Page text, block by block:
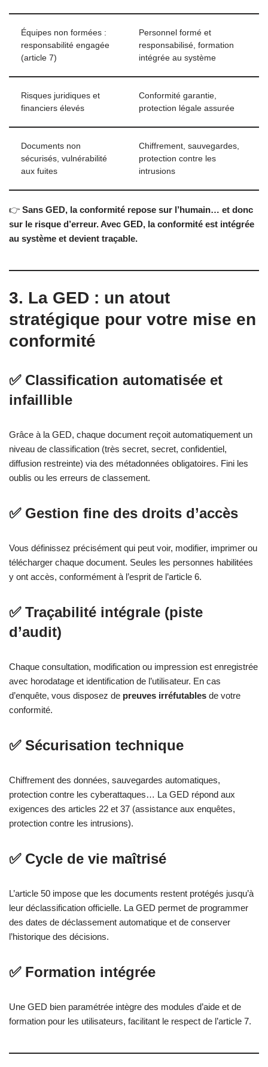
Équipes non formées :
responsabilité engagée
(article 7)
Personnel formé et
responsabilisé, formation
intégrée au système
Risques juridiques et
financiers élevés
Conformité garantie,
protection légale assurée
Documents non
sécurisés, vulnérabilité
aux fuites
Chiffrement, sauvegardes,
protection contre les
intrusions
👉 Sans GED, la conformité repose sur l’humain… et donc
sur le risque d’erreur. Avec GED, la conformité est intégrée
au système et devient traçable.
3. La GED : un atout
stratégique pour votre mise en
conformité
✅ Classification automatisée et
infaillible
Grâce à la GED, chaque document reçoit automatiquement un
niveau de classification (très secret, secret, confidentiel,
diffusion restreinte) via des métadonnées obligatoires. Fini les
oublis ou les erreurs de classement.
✅ Gestion fine des droits d’accès
Vous définissez précisément qui peut voir, modifier, imprimer ou
télécharger chaque document. Seules les personnes habilitées
y ont accès, conformément à l’esprit de l’article 6.
✅ Traçabilité intégrale (piste
d’audit)
Chaque consultation, modification ou impression est enregistrée
avec horodatage et identification de l’utilisateur. En cas
d’enquête, vous disposez de preuves irréfutables de votre
conformité.
✅ Sécurisation technique
Chiffrement des données, sauvegardes automatiques,
protection contre les cyberattaques… La GED répond aux
exigences des articles 22 et 37 (assistance aux enquêtes,
protection contre les intrusions).
✅ Cycle de vie maîtrisé
L’article 50 impose que les documents restent protégés jusqu’à
leur déclassification officielle. La GED permet de programmer
des dates de déclassement automatique et de conserver
l’historique des décisions.
✅ Formation intégrée
Une GED bien paramétrée intègre des modules d’aide et de
formation pour les utilisateurs, facilitant le respect de l’article 7.